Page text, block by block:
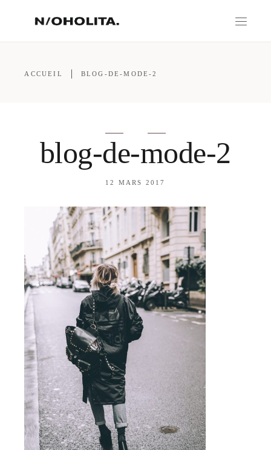
ACCUEIL BLOG-DE-MODE-2
blog-de-mode-2
12 MARS 2017